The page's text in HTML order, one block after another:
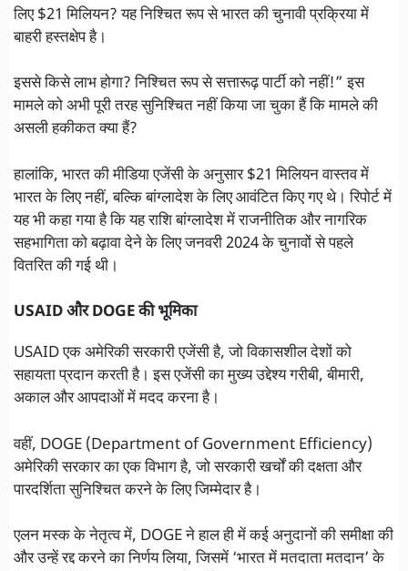
लिए $21 मिलियन? यह निश्चित रूप से भारत की चुनावी प्रक्रिया में
बाहरी हस्तक्षेप है।
इससे किसे लाभ होगा? निश्चित रूप से सत्तारूढ़ पार्टी को नहीं!” इस
मामले को अभी पूरी तरह सुनिश्चित नहीं किया जा चुका हैं कि मामले की
असली हकीकत क्या हैं?
हालांकि, भारत की मीडिया एजेंसी के अनुसार $21 मिलियन वास्तव में
भारत के लिए नहीं, बल्कि बांग्लादेश के लिए आवंटित किए गए थे। रिपोर्ट में
यह भी कहा गया है कि यह राशि बांग्लादेश में राजनीतिक और नागरिक
सहभागिता को बढ़ावा देने के लिए जनवरी 2024 के चुनावों से पहले
वितरित की गई थी।
USAID और DOGE की भूमिका
USAID एक अमेरिकी सरकारी एजेंसी है, जो विकासशील देशों को
सहायता प्रदान करती है। इस एजेंसी का मुख्य उद्देश्य गरीबी, बीमारी,
अकाल और आपदाओं में मदद करना है।
वहीं, DOGE (Department of Government Efficiency)
अमेरिकी सरकार का एक विभाग है, जो सरकारी खर्चों की दक्षता और
पारदर्शिता सुनिश्चित करने के लिए जिम्मेदार है।
एलन मस्क के नेतृत्व में, DOGE ने हाल ही में कई अनुदानों की समीक्षा की
और उन्हें रद्द करने का निर्णय लिया, जिसमें ‘भारत में मतदाता मतदान’ के